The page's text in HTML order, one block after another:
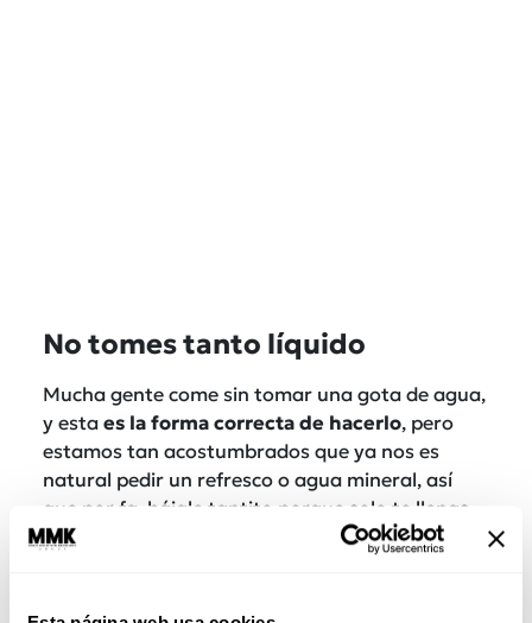
No tomes tanto líquido
Mucha gente come sin tomar una gota de agua,
y esta es la forma correcta de hacerlo, pero
estamos tan acostumbrados que ya nos es
natural pedir un refresco o agua mineral, así
que por fa, bájale tantito porque solo te llenas
de eso.